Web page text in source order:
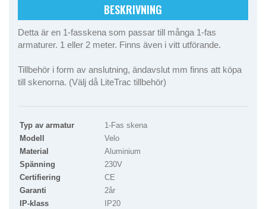
BESKRIVNING
Detta är en 1-fasskena som passar till många 1-fas
armaturer. 1 eller 2 meter. Finns även i vitt utförande.
Tillbehör i form av anslutning, ändavslut mm finns att köpa
till skenorna. (Välj då LiteTrac tillbehör)
Typ av armatur
1-Fas skena
Modell
Velo
Material
Aluminium
Spänning
230V
Certifiering
CE
Garanti
2år
IP-klass
IP20